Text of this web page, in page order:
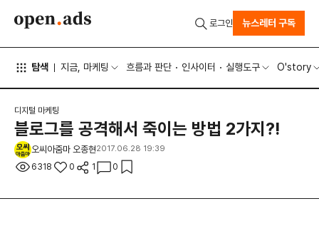
탐색 지금, 마케팅 흐름과 판단 인사이터 실행도구 O'story
로그인 뉴스레터 구독
디지털 마케팅
블로그를 공격해서 죽이는 방법 2가지?!
오씨아줌마 오종현2017.06.28 19:39
6318 0 1 0